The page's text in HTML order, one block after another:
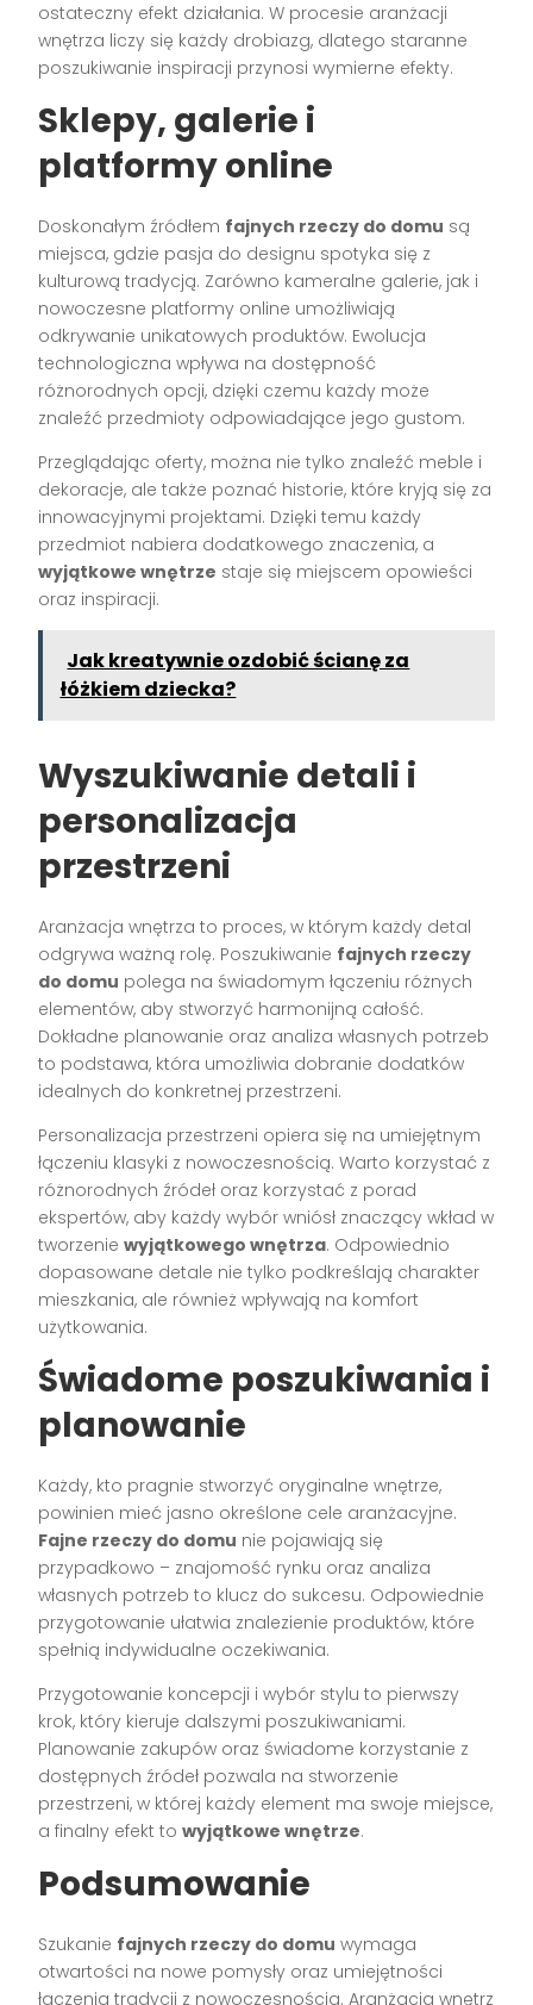
ostateczny efekt działania. W procesie aranżacji
wnętrza liczy się każdy drobiazg, dlatego staranne
poszukiwanie inspiracji przynosi wymierne efekty.
Sklepy, galerie i
platformy online
Doskonałym źródłem fajnych rzeczy do domu są
miejsca, gdzie pasja do designu spotyka się z
kulturową tradycją. Zarówno kameralne galerie, jak i
nowoczesne platformy online umożliwiają
odkrywanie unikatowych produktów. Ewolucja
technologiczna wpływa na dostępność
różnorodnych opcji, dzięki czemu każdy może
znaleźć przedmioty odpowiadające jego gustom.
Przeglądając oferty, można nie tylko znaleźć meble i
dekoracje, ale także poznać historie, które kryją się za
innowacyjnymi projektami. Dzięki temu każdy
przedmiot nabiera dodatkowego znaczenia, a
wyjątkowe wnętrze staje się miejscem opowieści
oraz inspiracji.
Jak kreatywnie ozdobić ścianę za
łóżkiem dziecka?
Wyszukiwanie detali i
personalizacja
przestrzeni
Aranżacja wnętrza to proces, w którym każdy detal
odgrywa ważną rolę. Poszukiwanie fajnych rzeczy
do domu polega na świadomym łączeniu różnych
elementów, aby stworzyć harmonijną całość.
Dokładne planowanie oraz analiza własnych potrzeb
to podstawa, która umożliwia dobranie dodatków
idealnych do konkretnej przestrzeni.
Personalizacja przestrzeni opiera się na umiejętnym
łączeniu klasyki z nowoczesnością. Warto korzystać z
różnorodnych źródeł oraz korzystać z porad
ekspertów, aby każdy wybór wniósł znaczący wkład w
tworzeniewyjątkowego wnętrza. Odpowiednio
dopasowane detale nie tylko podkreślają charakter
mieszkania, ale również wpływają na komfort
użytkowania.
Świadome poszukiwania i
planowanie
Każdy, kto pragnie stworzyć oryginalne wnętrze,
powinien mieć jasno określone cele aranżacyjne.
Fajne rzeczy do domu nie pojawiają się
przypadkowo – znajomość rynku oraz analiza
własnych potrzeb to klucz do sukcesu. Odpowiednie
przygotowanie ułatwia znalezienie produktów, które
spełnią indywidualne oczekiwania.
Przygotowanie koncepcji i wybór stylu to pierwszy
krok, który kieruje dalszymi poszukiwaniami.
Planowanie zakupów oraz świadome korzystanie z
dostępnych źródeł pozwala na stworzenie
przestrzeni, w której każdy element ma swoje miejsce,
a finalny efekt towyjątkowe wnętrze.
Podsumowanie
Szukanie fajnych rzeczy do domu wymaga
otwartości na nowe pomysły oraz umiejętności
łączenia tradycji z nowoczesnością. Aranżacja wnętrz